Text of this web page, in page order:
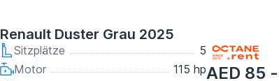
Renault Duster Grau 2025
Sitzplätze
5
Motor
115 hpAED 85